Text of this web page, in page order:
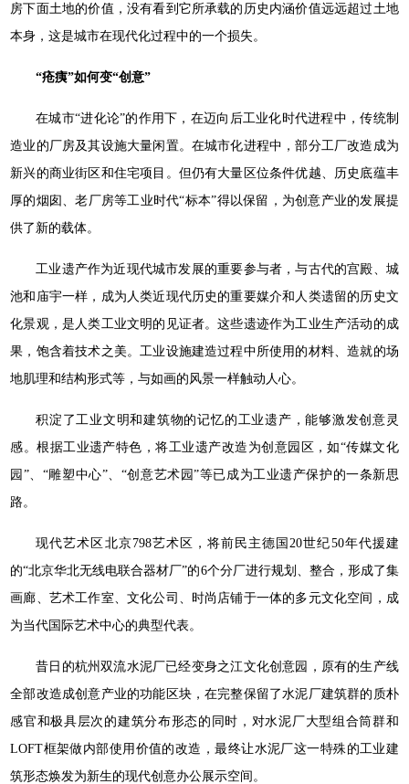
房下面土地的价值，没有看到它所承载的历史内涵价值远远超过土地
本身，这是城市在现代化过程中的一个损失。
“疮痍”如何变“创意”
在城市“进化论”的作用下，在迈向后工业化时代进程中，传统制
造业的厂房及其设施大量闲置。在城市化进程中，部分工厂改造成为
新兴的商业街区和住宅项目。但仍有大量区位条件优越、历史底蕴丰
厚的烟囱、老厂房等工业时代“标本”得以保留，为创意产业的发展提
供了新的载体。
工业遗产作为近现代城市发展的重要参与者，与古代的宫殿、城
池和庙宇一样，成为人类近现代历史的重要媒介和人类遗留的历史文
化景观，是人类工业文明的见证者。这些遗迹作为工业生产活动的成
果，饱含着技术之美。工业设施建造过程中所使用的材料、造就的场
地肌理和结构形式等，与如画的风景一样触动人心。
积淀了工业文明和建筑物的记忆的工业遗产，能够激发创意灵
感。根据工业遗产特色，将工业遗产改造为创意园区，如“传媒文化
园”、“雕塑中心”、“创意艺术园”等已成为工业遗产保护的一条新思
路。
现代艺术区北京798艺术区，将前民主德国20世纪50年代援建
的“北京华北无线电联合器材厂”的6个分厂进行规划、整合，形成了集
画廊、艺术工作室、文化公司、时尚店铺于一体的多元文化空间，成
为当代国际艺术中心的典型代表。
昔日的杭州双流水泥厂已经变身之江文化创意园，原有的生产线
全部改造成创意产业的功能区块，在完整保留了水泥厂建筑群的质朴
感官和极具层次的建筑分布形态的同时，对水泥厂大型组合筒群和
LOFT框架做内部使用价值的改造，最终让水泥厂这一特殊的工业建
筑形态焕发为新生的现代创意办公展示空间。